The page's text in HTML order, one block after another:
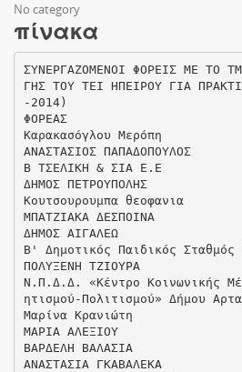
No category
πίνακα
ΣΥΝΕΡΓΑΖΟΜΕΝΟΙ ΦΟΡΕΙΣ ΜΕ ΤΟ
ΓΗΣ ΤΟΥ ΤΕΙ ΗΠΕΙΡΟΥ ΓΙΑ
-2014)
ΦΟΡΕΑΣ
Καρακασόγλου Μερόπη
ΑΝΑΣΤΑΣΙΟΣ ΠΑΠΑΔΟΠΟΥΛΟΣ
Β ΤΣΕΛΙΚΗ & ΣΙΑ Ε.Ε
ΔΗΜΟΣ ΠΕΤΡΟΥΠΟΛΗΣ
Κουτσουρουμπα θεοφανια
ΜΠΑΤΖΙΑΚΑ ΔΕΣΠΟΙΝΑ
ΔΗΜΟΣ ΑΙΓΑΛΕΩ
Β' Δημοτικός Παιδικός Σταθμός
ΠΟΛΥΞΕΝΗ ΤΖΙΟΥΡΑ
Ν.Π.Δ.Δ. «Κέντρο Κοινωνικής
ητισμού-Πολιτισμού» Δήμου
Μαρίνα Κρανιώτη
ΜΑΡΙΑ ΑΛΕΞΙΟΥ
ΒΑΡΔΕΛΗ ΒΑΛΑΣΙΑ
ΑΝΑΣΤΑΣΙΑ ΓΚΑΒΑΛΕΚΑ